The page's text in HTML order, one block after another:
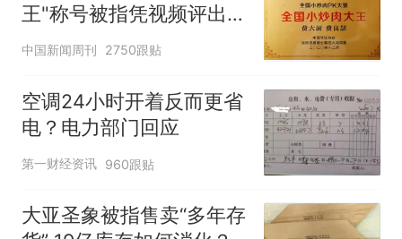
王"称号被指凭视频评出
官方回应
中国新闻周刊 2750跟贴
空调24小时开着反而更省
电？电力部门回应
第一财经资讯 960跟贴
大亚圣象被指售卖“多年存